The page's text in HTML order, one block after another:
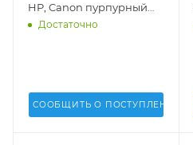
HP, Canon пурпурный
(Magenta)(HP UNIV)(1 кг.)
Достаточно
СООБЩИТЬ О ПОСТУПЛЕНИИ